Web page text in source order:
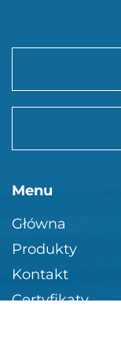
Menu
Główna
Produkty
Kontakt
Certyfikaty